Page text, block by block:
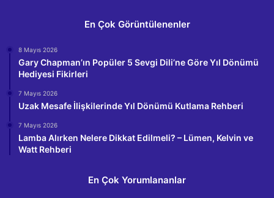
En Çok Görüntülenenler
8 Mayıs 2026
Gary Chapman’ın Popüler 5 Sevgi Dili’ne Göre Yıl Dönümü
Hediyesi Fikirleri
7 Mayıs 2026
Uzak Mesafe İlişkilerinde Yıl Dönümü Kutlama Rehberi
7 Mayıs 2026
Lamba Alırken Nelere Dikkat Edilmeli? – Lümen, Kelvin ve
Watt Rehberi
En Çok Yorumlananlar